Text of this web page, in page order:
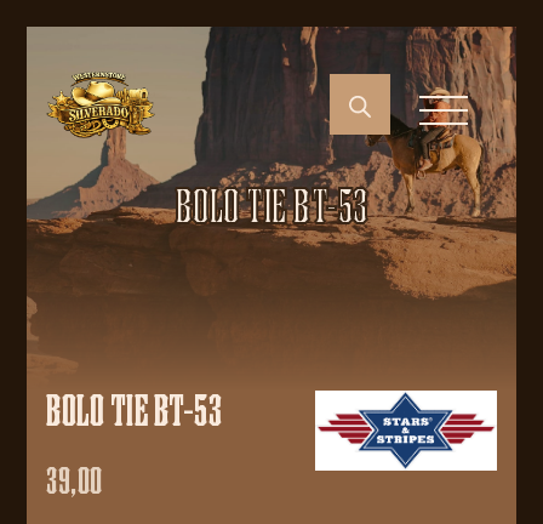
BOLO TIE BT-53
BOLO TIE BT-53
39,00